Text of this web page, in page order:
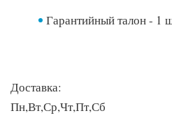
Гарантийный талон - 1
Доставка:
Пн,Вт,Ср,Чт,Пт,Сб